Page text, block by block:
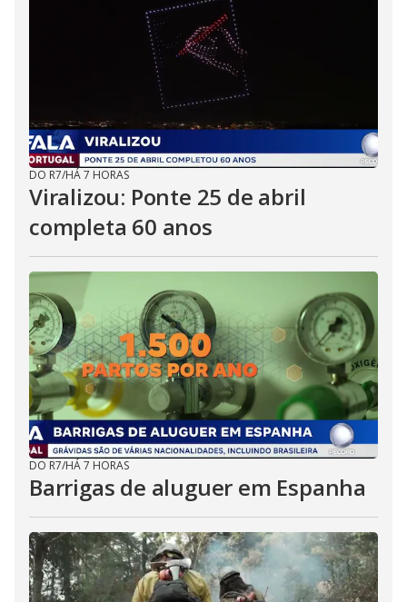
DO R7/HÁ 7 HORAS
Viralizou: Ponte 25 de abril
completa 60 anos
DO R7/HÁ 7 HORAS
Barrigas de aluguer em Espanha